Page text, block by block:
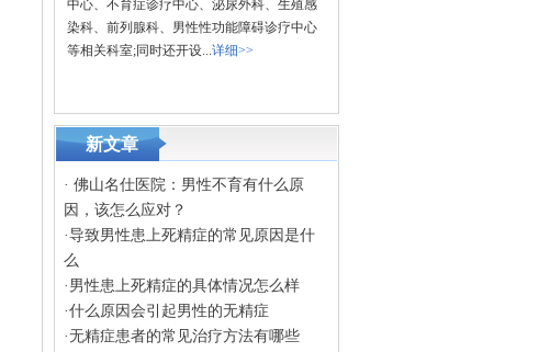
中心、不育症诊疗中心、泌尿外科、生殖感
染科、前列腺科、男性性功能障碍诊疗中心
等相关科室;同时还开设...详细>>
新文章
· 佛山名仕医院：男性不育有什么原
因，该怎么应对？
·导致男性患上死精症的常见原因是什
么
· 男性患上死精症的具体情况怎么样
·什么原因会引起男性的无精症
·无精症患者的常见治疗方法有哪些